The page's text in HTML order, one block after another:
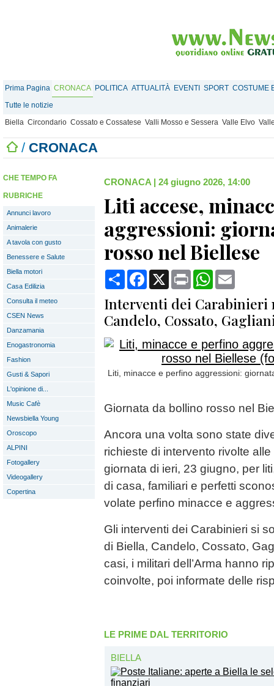
Prima Pagina CRONACA POLITICA ATTUALITÀ EVENTI SPORT COSTUME
Tutte le notizie
Biella Circondario Cossato e Cossatese Valli Mosso e Sessera Valle Elvo
/ CRONACA
CHE TEMPO FA
RUBRICHE
Annunci lavoro
Animalerie
A tavola con gusto
Benessere e Salute
Biella motori
Casa Edilizia
Consulta il meteo
CSEN News
Danzamania
Enogastronomia
Fashion
Gusti & Sapori
L'opinione di...
Music Cafè
Newsbiella Young
Oroscopo
ALPINI
Fotogallery
Videogallery
Copertina
CRONACA | 24 giugno 2026, 14:00
Liti accese,
aggressioni:
rosso nel Biellese
CondividiFacebook
X Print WhatsApp
Interventi dei Carabinieri
Candelo, Cossato,
Liti, minacce e perfino aggressioni:
Giornata da bollino rosso nel
Ancora una volta sono state
richieste di intervento rivolte alle
giornata di ieri, 23 giugno, per
di casa, familiari e perfetti
volate perfino minacce e
Gli interventi dei Carabinieri si
di Biella, Candelo, Cossato,
casi, i militari dell’Arma hanno
coinvolte, poi informate delle
LE PRIME DAL TERRITORIO
BIELLA